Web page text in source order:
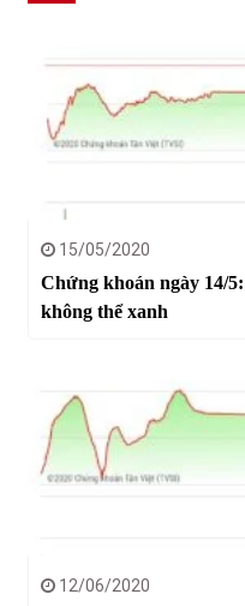
15/05/2020
Chứng khoán ngày 14/
không thể xanh
12/06/2020